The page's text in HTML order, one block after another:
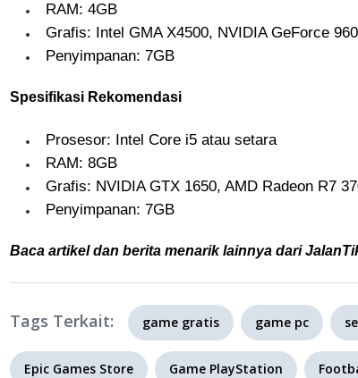
RAM: 4GB
Grafis: Intel GMA X4500, NVIDIA GeForce
Penyimpanan: 7GB
Spesifikasi Rekomendasi
Prosesor: Intel Core i5 atau setara
RAM: 8GB
Grafis: NVIDIA GTX 1650, AMD Radeon R7
Penyimpanan: 7GB
Baca artikel dan berita menarik lainnya dari
Tags Terkait: game gratis game pc
Epic Games Store Game PlayStation